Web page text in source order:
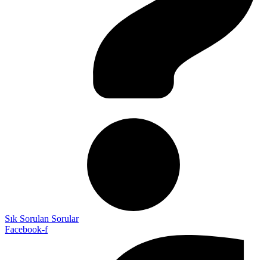
Sık Sorulan Sorular
Facebook-f